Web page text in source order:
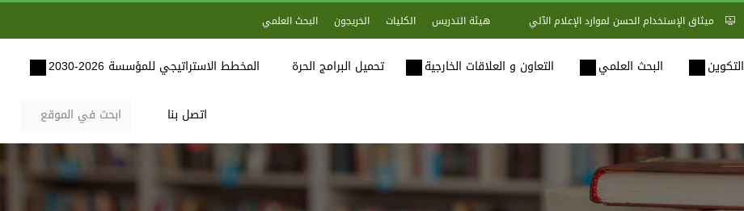
ميثاق الإستخدام الحسن لموارد الإعلام الآلي هيئة التدريس الكليات الخريجون البحث العلمي
التكوين البحث العلمي التعاون و العلاقات الخارجية تحميل البرامج الحرة المخطط الاستراتيجي للمؤسسة 2026-2030
اتصل بنا